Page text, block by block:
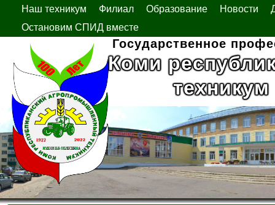
Наш техникум Филиал Образование Новости
Остановим СПИД вместе
Государственное
Коми